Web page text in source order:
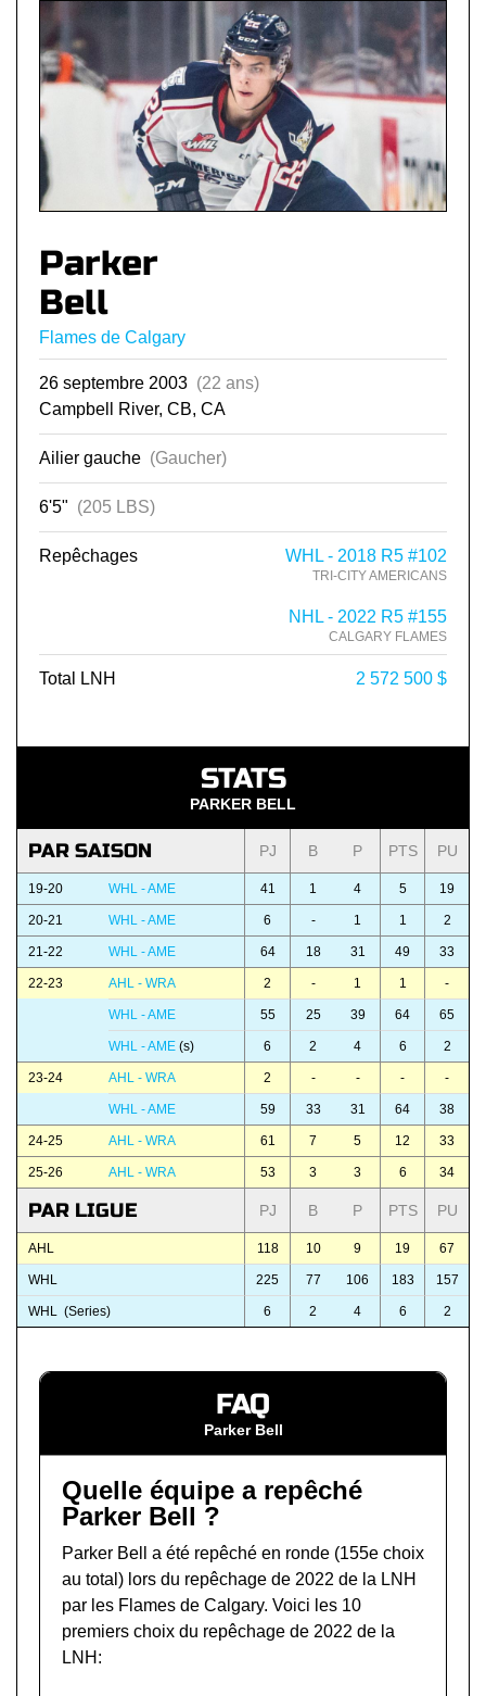
Parker
Bell
Flames de Calgary
26 septembre 2003 (22 ans)
Campbell River, CB, CA
Ailier gauche (Gaucher)
6'5" (205 LBS)
Repêchages WHL - 2018 R5 #102
TRI-CITY AMERICANS
NHL - 2022 R5 #155
CALGARY FLAMES
Total LNH 2 572 500 $
STATS
PARKER BELL
PAR SAISON PJ B P PTS PU
19-20 WHL - AME 41 1 4 5 19
20-21 WHL - AME 6 - 1 1 2
21-22 WHL - AME 64 18 31 49 33
22-23 AHL - WRA 2 - 1 1 -
WHL - AME 55 25 39 64 65
WHL - AME (s) 6 2 4 6 2
23-24 AHL - WRA 2 - - - -
WHL - AME 59 33 31 64 38
24-25 AHL - WRA 61 7 5 12 33
25-26 AHL - WRA 53 3 3 6 34
PAR LIGUE PJ B P PTS PU
AHL 118 10 9 19 67
WHL 225 77 106 183 157
WHL (Series) 6 2 4 6 2
FAQ
Parker Bell
Quelle équipe a repêché
Parker Bell ?
Parker Bell a été repêché en ronde (155e choix
au total) lors du repêchage de 2022 de la LNH
par les Flames de Calgary. Voici les 10
premiers choix du repêchage de 2022 de la
LNH: